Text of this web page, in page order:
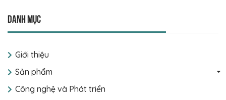
Danh mục
Giới thiệu
Sản phẩm
Công nghệ và Phát triển